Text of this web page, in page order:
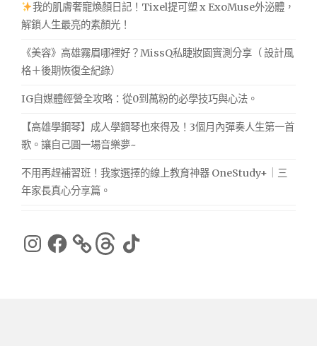
我的肌膚奢寵煥顏日記！Tixel提可塑 x ExoMuse外泌體，
解鎖人生最亮的素顏光！
《美容》高雄霧眉哪裡好？MissQ私睫妝園實測分享（ 設計風
格＋後期恢復全紀錄）
IG自媒體經營全攻略：從0到萬粉的必學技巧與心法。
【高雄學鋼琴】成人學鋼琴也來得及！3個月內彈奏人生第一首
歌。讓自己圓一場音樂夢~
不用再趕補習班！我家選擇的線上教育神器 OneStudy+｜三
年家長真心分享篇。
Instagram
Facebook ThreadsTikTok